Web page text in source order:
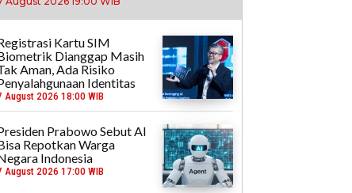
Kartu SIM
Dianggap Masih
Aman, Ada Risiko
Identitas
August 2026 18:00 WIB
Prabowo Sebut AI
Repotkan Warga
Indonesia
August 2026 17:00 WIB